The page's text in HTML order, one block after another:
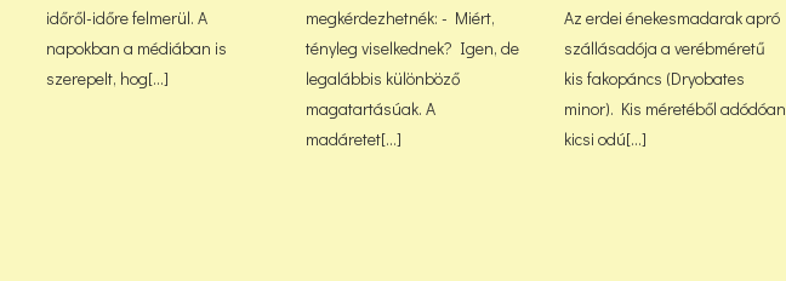
időről-időre felmerül. A
napokban a médiában is
szerepelt, hog[...]
megkérdezhetnék: - Miért,
tényleg viselkednek? Igen, de
legalábbis különböző
magatartásúak. A
madáretet[...]
Az erdei énekesmadarak apró
szállásadója a verébméretű
kis fakopáncs (Dryobates
minor). Kis méretéből adódóan
kicsi odú[...]